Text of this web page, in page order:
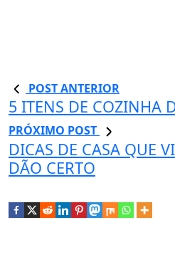
POST ANTERIOR
5 ITENS DE COZINHA
PRÓXIMO POST
DICAS DE CASA QUE
DÃO CERTO